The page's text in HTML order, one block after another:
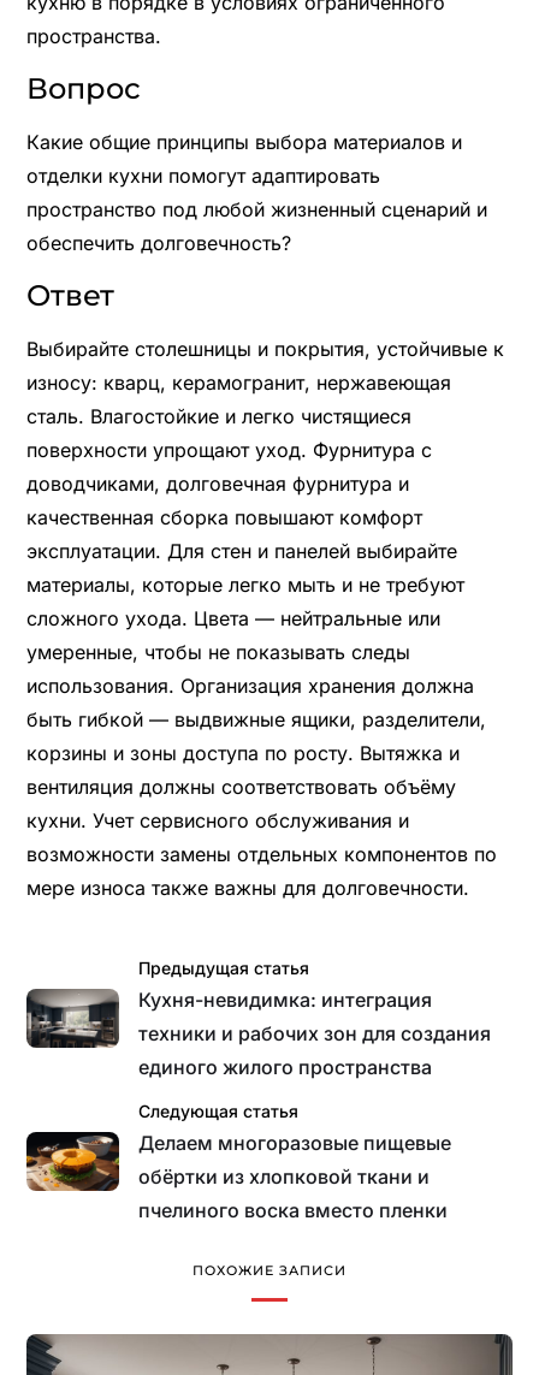
пространства.
Вопрос
Какие общие принципы выбора материалов и
отделки кухни помогут адаптировать
пространство под любой жизненный сценарий и
обеспечить долговечность?
Ответ
Выбирайте столешницы и покрытия, устойчивые к
износу: кварц, керамогранит, нержавеющая
сталь. Влагостойкие и легко чистящиеся
поверхности упрощают уход. Фурнитура с
доводчиками, долговечная фурнитура и
качественная сборка повышают комфорт
эксплуатации. Для стен и панелей выбирайте
материалы, которые легко мыть и не требуют
сложного ухода. Цвета — нейтральные или
умеренные, чтобы не показывать следы
использования. Организация хранения должна
быть гибкой — выдвижные ящики, разделители,
корзины и зоны доступа по росту. Вытяжка и
вентиляция должны соответствовать объёму
кухни. Учет сервисного обслуживания и
возможности замены отдельных компонентов по
мере износа также важны для долговечности.
Предыдущая статья
Кухня-невидимка: интеграция
техники и рабочих зон для создания
единого жилого пространства
Следующая статья
Делаем многоразовые пищевые
обёртки из хлопковой ткани и
пчелиного воска вместо пленки
ПОХОЖИЕ ЗАПИСИ